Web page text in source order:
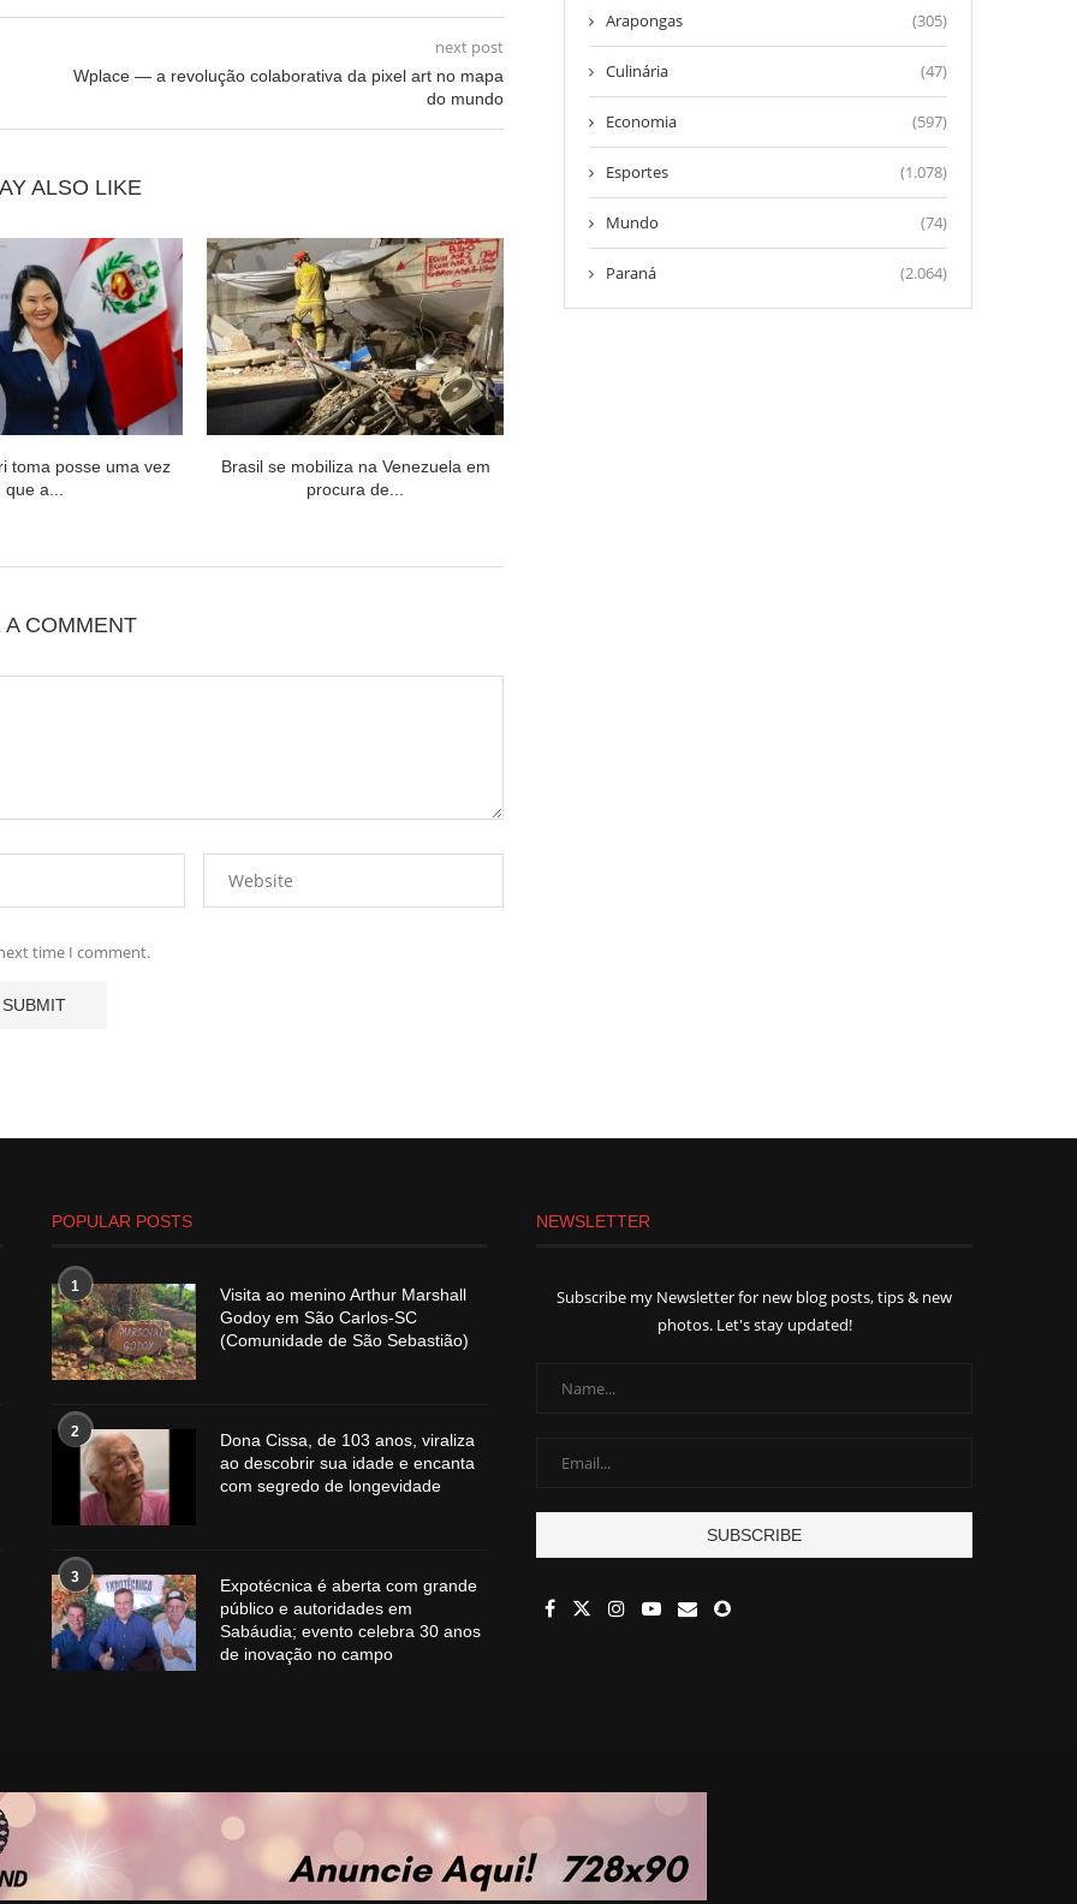
next post
Wplace — a revolução colaborativa da pixel art no mapa
do mundo
ALSO LIKE
toma posse uma vez
que a...
Brasil se mobiliza na Venezuela em
procura de...
A COMMENT
time I comment.
Arapongas (305)
Culinária (47)
Economia (597)
Esportes (1.078)
Mundo (74)
Paraná (2.064)
POPULAR POSTS
1
Visita ao menino Arthur Marshall
Godoy em São Carlos-SC
(Comunidade de São Sebastião)
2
Dona Cissa, de 103 anos, viraliza
ao descobrir sua idade e encanta
com segredo de longevidade
3
Expotécnica é aberta com grande
público e autoridades em
Sabáudia; evento celebra 30 anos
de inovação no campo
NEWSLETTER
Subscribe my Newsletter for new blog posts, tips & new
photos. Let's stay updated!